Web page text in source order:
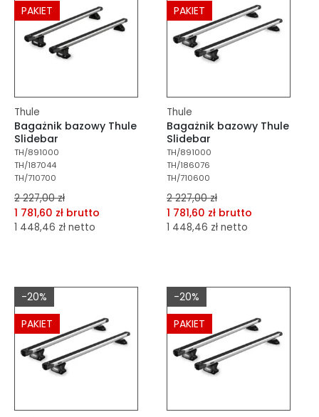
PAKIET
Thule
Bagażnik bazowy Thule
Slidebar
TH/891000
TH/187044
TH/710700
2 227,00 zł
1 781,60 zł brutto
1 448,46 zł netto
Do koszyka
PAKIET
Thule
Bagażnik bazowy Thule
Slidebar
TH/891000
TH/186076
TH/710600
2 227,00 zł
1 781,60 zł brutto
1 448,46 zł netto
Do koszyka
-20%
PAKIET
-20%
PAKIET